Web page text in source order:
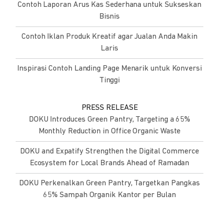
Contoh Laporan Arus Kas Sederhana untuk Sukseskan
Bisnis
Contoh Iklan Produk Kreatif agar Jualan Anda Makin
Laris
Inspirasi Contoh Landing Page Menarik untuk Konversi
Tinggi
PRESS RELEASE
DOKU Introduces Green Pantry, Targeting a 65%
Monthly Reduction in Office Organic Waste
DOKU and Expatify Strengthen the Digital Commerce
Ecosystem for Local Brands Ahead of Ramadan
DOKU Perkenalkan Green Pantry, Targetkan Pangkas
65% Sampah Organik Kantor per Bulan